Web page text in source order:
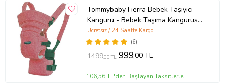
Tommybaby Fierra Bebek Taşıyıcı
Kanguru - Bebek Taşıma Kangurusu
(Kırmızı)
(6)
Ücretsiz / 24 Saatte Kargo
1499,00 TL 999,00 TL
106,56 TL'den Başlayan Taksitlerle